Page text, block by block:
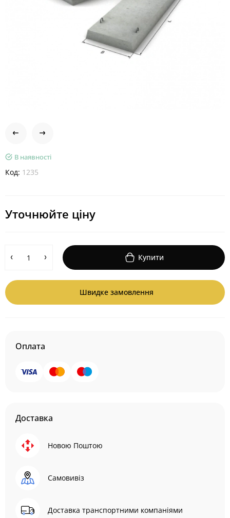
В наявності
Код: 1235
Уточнюйте ціну
Купити
Швидке замовлення
Оплата
Доставка
Новою Поштою
Самовивіз
Доставка транспортними компаніями